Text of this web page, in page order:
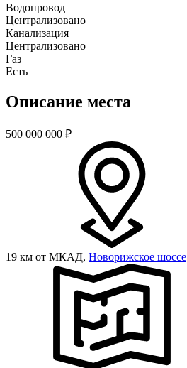
Водопровод
Централизовано
Канализация
Централизовано
Газ
Есть
Описание места
500 000 000 ₽
19 км от МКАД, Новорижское шоссе